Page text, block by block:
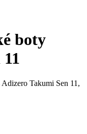
boty
Takumi Sen 11,